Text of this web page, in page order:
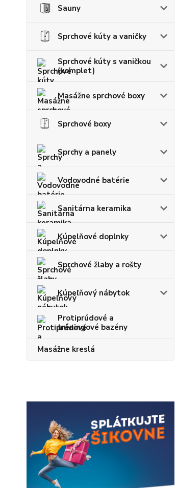
Sauny
Sprchové kúty a vaničky
Sprchové kúty s vaničkou
(komplet)
Masážne sprchové boxy
Sprchové boxy
Sprchy a panely
Vodovodné batérie
Sanitárna keramika
Kúpelňové doplnky
Sprchové žlaby a rošty
Kúpeľňový nábytok
Protiprúdové a
tréningové bazény
Masážne kreslá